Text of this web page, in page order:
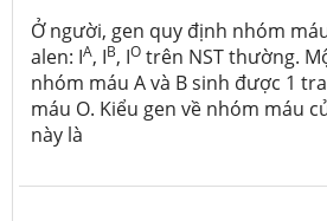
Ở người, gen quy định nhóm
alen: IA, IB, IO trên NST thường.
nhóm máu A và B sinh được 1
máu O. Kiểu gen về nhóm máu
này là